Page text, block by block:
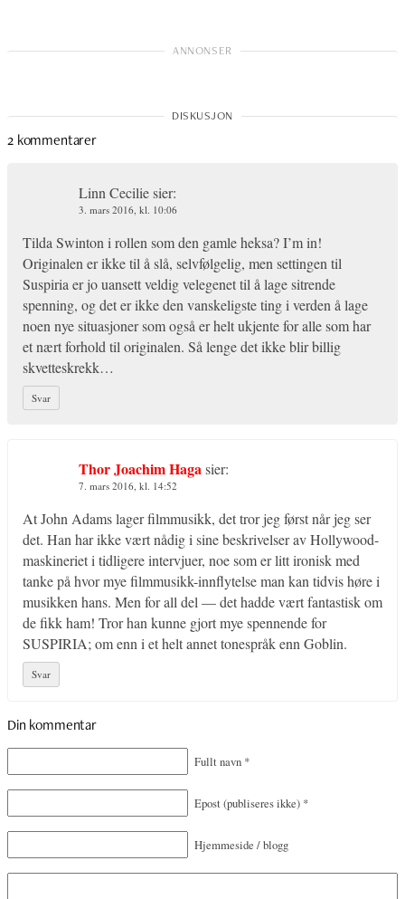
2 kommentarer
Linn Ceciliesier:
3. mars 2016, kl. 10:06
Tilda Swinton i rollen som den gamle heksa? I’m in!
Originalen er ikke til å slå, selvfølgelig, men settingen til
Suspiria er jo uansett veldig velegenet til å lage sitrende
spenning, og det er ikke den vanskeligste ting i verden å lage
noen nye situasjoner som også er helt ukjente for alle som har
et nært forhold til originalen. Så lenge det ikke blir billig
skvetteskrekk…
Svar
Thor Joachim Hagasier:
7. mars 2016, kl. 14:52
At John Adams lager filmmusikk, det tror jeg først når jeg ser
det. Han har ikke vært nådig i sine beskrivelser av Hollywood-
maskineriet i tidligere intervjuer, noe som er litt ironisk med
tanke på hvor mye filmmusikk-innflytelse man kan tidvis høre i
musikken hans. Men for all del — det hadde vært fantastisk om
de fikk ham! Tror han kunne gjort mye spennende for
SUSPIRIA; om enn i et helt annet tonespråk enn Goblin.
Svar
Din kommentar
Fullt navn *
Epost(publiseres ikke) *
Hjemmeside / blogg